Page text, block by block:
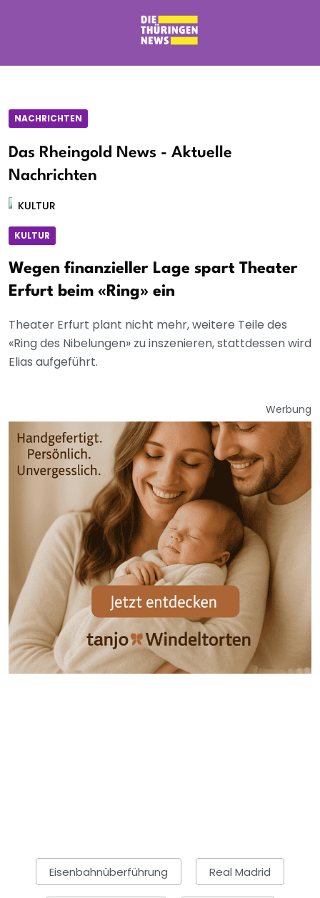
NACHRICHTEN
Das Rheingold News - Aktuelle
Nachrichten
KULTUR
KULTUR
Wegen finanzieller Lage spart Theater
Erfurt beim «Ring» ein
Theater Erfurt plant nicht mehr, weitere Teile des
«Ring des Nibelungen» zu inszenieren, stattdessen wird
Elias aufgeführt.
Werbung
Eisenbahnüberführung Real Madrid